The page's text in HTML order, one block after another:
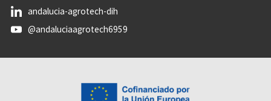
andalucia-agrotech-dih
@andaluciaagrotech6959